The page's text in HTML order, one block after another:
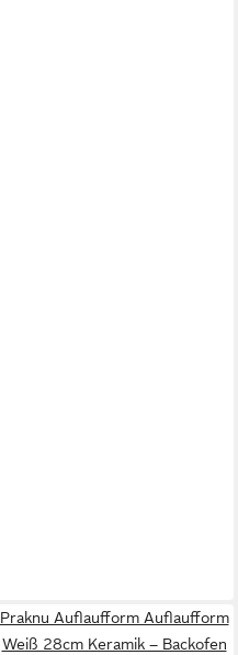
Praknu Auflaufform Auflaufform
Weiß 28cm Keramik – Backofen